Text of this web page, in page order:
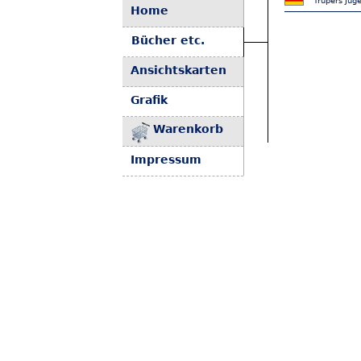
Home
Bücher etc.
Ansichtskarten
Grafik
Warenkorb
Impressum